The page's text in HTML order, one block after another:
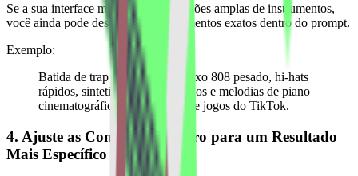
Se a sua interface mostrar apenas opções amplas de instrumentos,
você ainda pode descrever os instrumentos exatos dentro do prompt.
Exemplo:
Batida de trap sombria com baixo 808 pesado, hi-hats
rápidos, sintetizadores distorcidos e melodias de piano
cinematográfico para edições de jogos do TikTok.
4. Ajuste as Configurações Pro para um Resultado
Mais Específico